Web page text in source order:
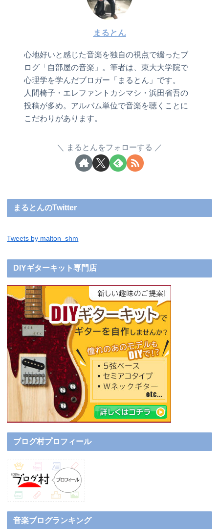
まるとん
心地好いと感じた音楽を独自の視点で綴ったブ
ログ「自部屋の音楽」。筆者は、東大大学院で
心理学を学んだブロガー「まるとん」です。
人間椅子・エレファントカシマシ・浜田省吾の
投稿が多め。アルバム単位で音楽を聴くことに
こだわりがあります。
まるとんをフォローする
まるとんのTwitter
Tweets by malton_shm
DIYギターキット専門店
ブログ村プロフィール
音楽ブログランキング